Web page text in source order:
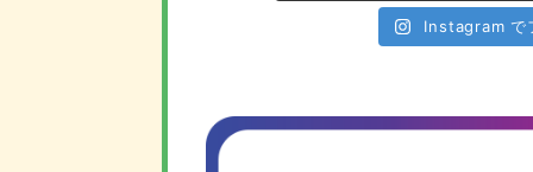
Instagram で